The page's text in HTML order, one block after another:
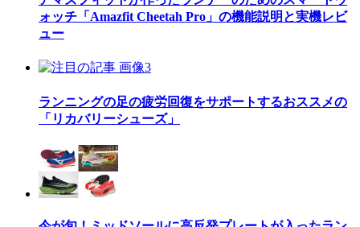
ォッチ「Amazfit Cheetah Pro」の機能説明と実機レビ
ュー
ランニングの足の疲労回復をサポートするおススメの
「リカバリーシューズ」